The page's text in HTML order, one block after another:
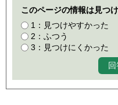
このページの情報は見つ
1：見つけやすかった
2：ふつう
3：見つけにくかった